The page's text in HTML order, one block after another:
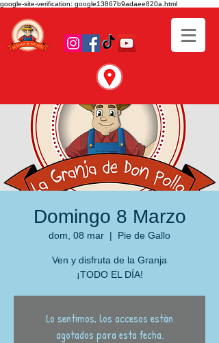
google-site-verification: google13867b9adaee820a.html
Domingo 8 Marzo
dom, 08 mar
  |
Pie de Gallo
Ven y disfruta de la Granja
¡TODO EL DÍA!
Lo sentimos, los accesos están
agotados para esta fecha.